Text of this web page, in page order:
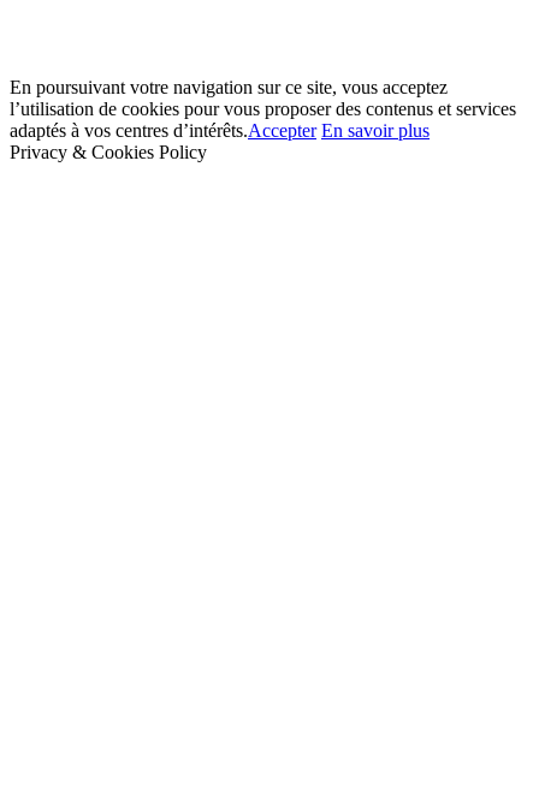
En poursuivant votre navigation sur ce site, vous acceptez
l’utilisation de cookies pour vous proposer des contenus et services
adaptés à vos centres d’intérêts.Accepter En savoir plus
Privacy & Cookies Policy